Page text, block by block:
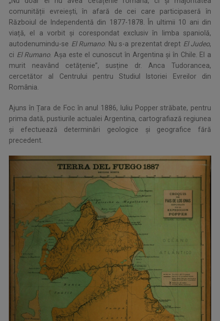
comunității evreiești, în afară de cei care participaseră în
Războiul de Independentă din 1877-1878. În ultimii 10 ani din
viață, el a vorbit și corespondat exclusiv în limba spaniolă,
autodenumindu-se El Rumano. Nu s-a prezentat drept El Judeo,
ci El Rumano. Așa este el cunoscut în Argentina și în Chile. El a
murit neavând cetățenie”, susține dr. Anca Tudorancea,
cercetător al Centrului pentru Studiul Istoriei Evreilor din
România.
Ajuns în Țara de Foc în anul 1886, Iuliu Popper străbate, pentru
prima dată, pustiurile actualei Argentina, cartografiază regiunea
și efectuează determinări geologice și geografice fără
precedent.